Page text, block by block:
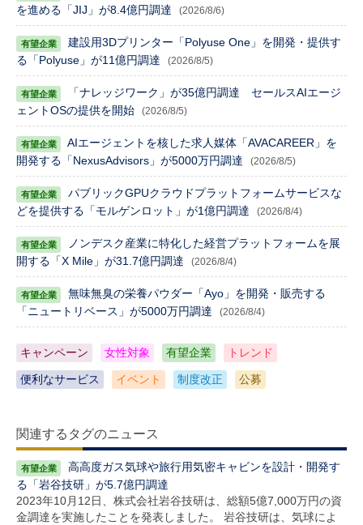
を進める「JIJ」が8.4億円調達
(2026/8/6)
建設用3Dプリンター「Polyuse One」を開発・提供す
る「Polyuse」が11億円調達
(2026/8/5)
「ナレッジワーク」が35億円調達 セールスAIエージ
ェントOSの提供を開始
(2026/8/5)
AIエージェントを核した求人媒体「AVACAREER」を
開発する「NexusAdvisors」が5000万円調達
(2026/8/5)
パブリックGPUクラウドプラットフォームサービスな
どを提供する「モルゲンロット」が1億円調達
(2026/8/4)
ノンデスク産業に特化した経営プラットフォームを展
開する「X Mile」が31.7億円調達
(2026/8/4)
無味無臭の栄養パウダー「Ayo」を開発・販売する
「ニュートリベース」が5000万円調達
(2026/8/4)
キャンペーン 女性対象 有望企業 トレンド
便利なサービス イベント 制度改正 公募
関連するタグのニュース
高高度ガス気球や旅行用気密キャビンを設計・開発す
る「岩谷技研」が5.7億円調達
2023年10月12日、株式会社岩谷技研は、総額5億7,000万円の資
金調達を実施したことを発表しました。 岩谷技研は、気球によ